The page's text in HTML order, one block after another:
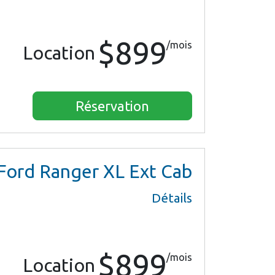
Location $899/mois
Réservation
Ranger XL Ext Cab
Détails
Location $899/mois